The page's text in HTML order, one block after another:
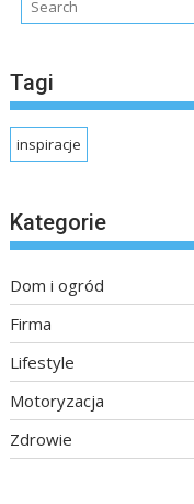
Tagi
inspiracje
Kategorie
Dom i ogród
Firma
Lifestyle
Motoryzacja
Zdrowie